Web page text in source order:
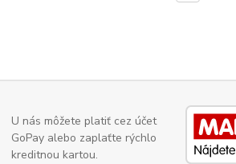
U nás môžete platiť cez účet
GoPay alebo zaplaťte rýchlo
kreditnou kartou.